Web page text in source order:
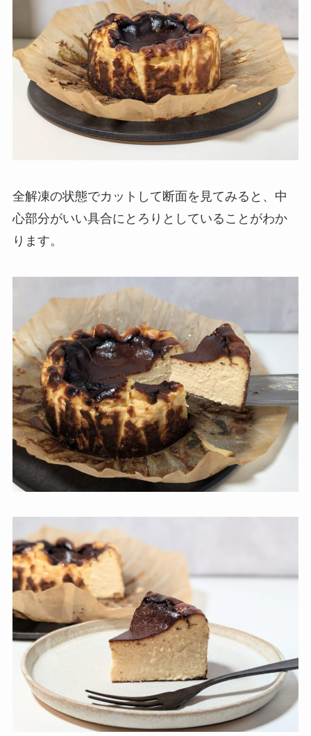
全解凍の状態でカットして断面を見てみると、中
心部分がいい具合にとろりとしていることがわか
ります。